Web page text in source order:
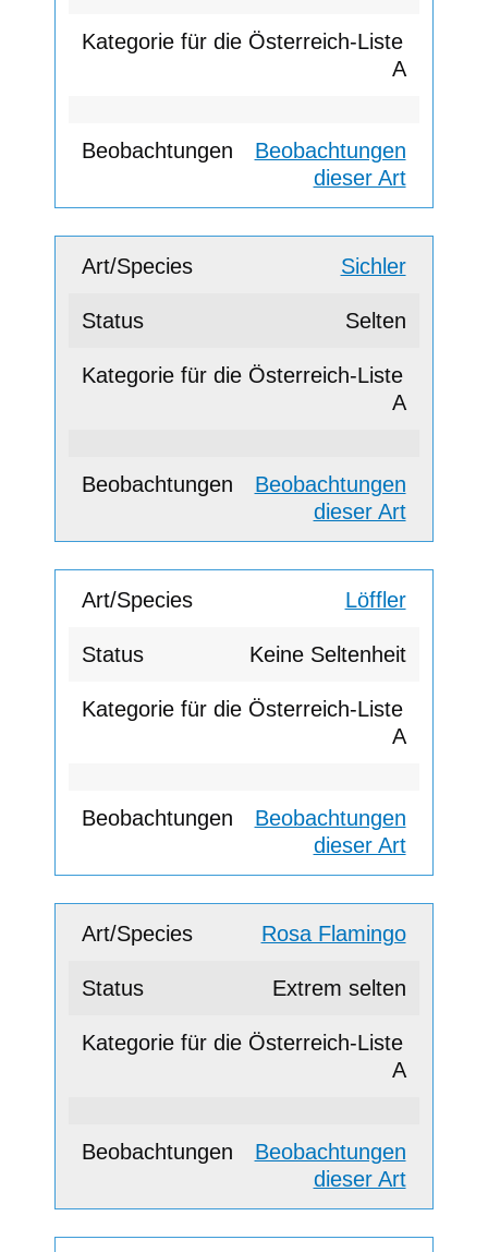
A
Beobachtungen
dieser Art
Sichler
Selten
A
Beobachtungen
dieser Art
Löffler
Keine Seltenheit
A
Beobachtungen
dieser Art
Rosa Flamingo
Extrem selten
A
Beobachtungen
dieser Art